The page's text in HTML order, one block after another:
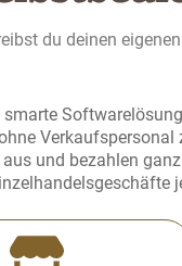
du deinen
und bezahlen